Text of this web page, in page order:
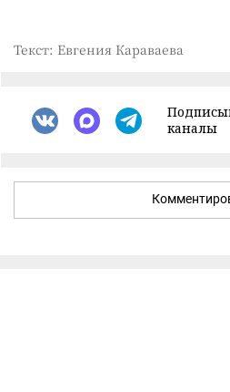
Текст: Евгения Караваева
каналы